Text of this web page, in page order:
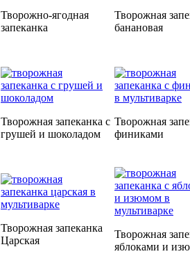
Творожно-ягодная
запеканка
Творожная
банановая
Творожная запеканка с
грушей и шоколадом
Творожная
финиками
Творожная запеканка
Царская
Творожная
яблоками и